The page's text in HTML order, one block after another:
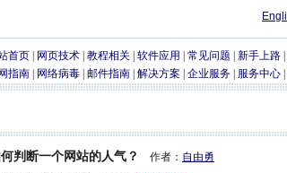
首页 网页技术 教程相关 软件应用 常见问题 新手上路
指南
网络病毒 邮件指南 解决方案 企业服务 服务中心
判断一个网站的人气？ 作者： 自由勇